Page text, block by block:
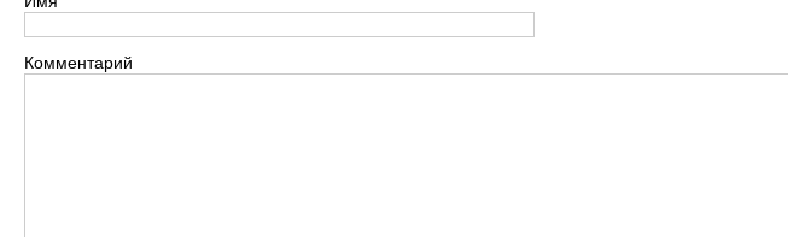
Комментарий